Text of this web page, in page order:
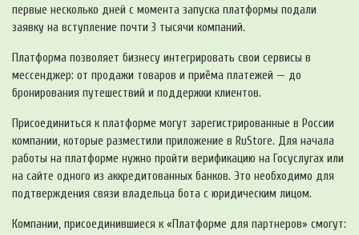
первые несколько дней с момента запуска платформы подали
заявку на вступление почти 3 тысячи компаний.
Платформа позволяет бизнесу интегрировать свои сервисы в
мессенджер: от продажи товаров и приёма платежей — до
бронирования путешествий и поддержки клиентов.
Присоединиться к платформе могут зарегистрированные в России
компании, которые разместили приложение в RuStore. Для начала
работы на платформе нужно пройти верификацию на Госуслугах или
на сайте одного из аккредитованных банков. Это необходимо для
подтверждения связи владельца бота с юридическим лицом.
Компании, присоединившиеся к «Платформе для партнеров» смогут: